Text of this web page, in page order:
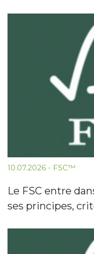
10.07.2026 - FSC™
Le FSC entre
ses principes,